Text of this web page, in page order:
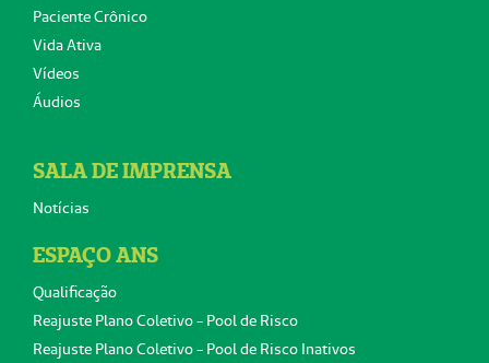
Paciente Crônico
Vida Ativa
Vídeos
Áudios
SALA DE IMPRENSA
Notícias
ESPAÇO ANS
Qualificação
Reajuste Plano Coletivo - Pool de Risco
Reajuste Plano Coletivo - Pool de Risco Inativos